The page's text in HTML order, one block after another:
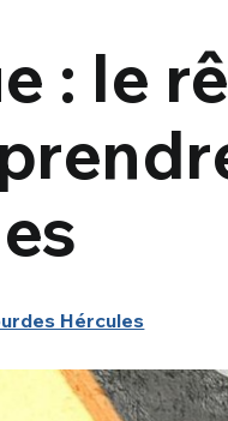
: le
Hércules